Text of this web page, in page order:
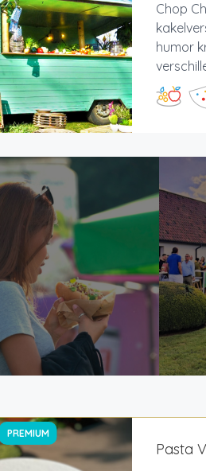
Chop
humor
PREMIUM
Pasta